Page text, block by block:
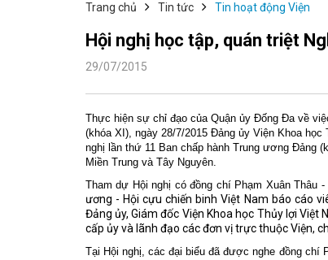
Trang chủ Tin tức Tin hoạt động Viện
Hội nghị học tập, quán triệt
29/07/2015
Thực hiện sự chỉ đạo của Quận ủy Đống Đa về
(khóa XI), ngày 28/7/2015 Đảng ủy Viện Khoa
nghị lần thứ 11 Ban chấp hành Trung ương Đảng
Miền Trung và Tây Nguyên.
Tham dự Hội nghị có đồng chí Phạm Xuân Thâu
ương - Hội cựu chiến binh Việt Nam báo cáo
Đảng ủy, Giám đốc Viện Khoa học Thủy lợi
cấp ủy và lãnh đạo các đơn vị trực thuộc Viện,
Tại Hội nghị, các đại biểu đã được nghe đồng